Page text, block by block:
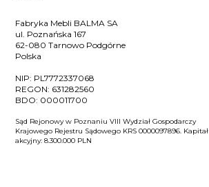
Fabryka Mebli BALMA SA
ul. Poznańska 167
62-080 Tarnowo Podgórne
Polska
NIP: PL7772337068
REGON: 631282560
BDO: 000011700
Sąd Rejonowy w Poznaniu VIII Wydział Gospodarczy
Krajowego Rejestru Sądowego KRS 0000097896. Kapitał
akcyjny: 8.300.000 PLN